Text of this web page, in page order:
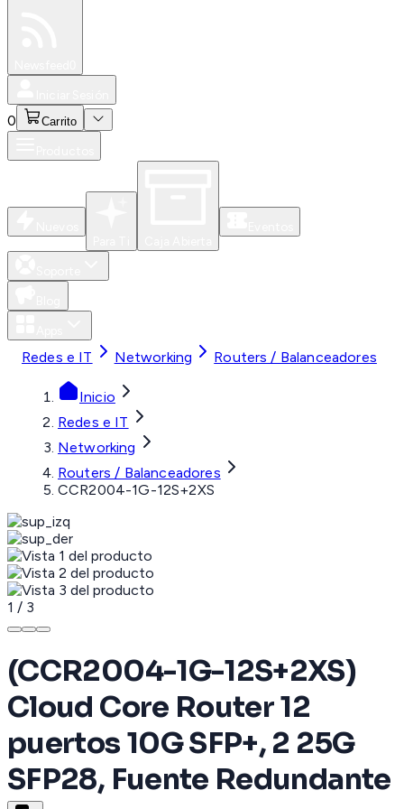
0 Carrito
Redes e IT Networking Routers / Balanceadores
Inicio
Redes e IT
Networking
Routers / Balanceadores
CCR2004-1G-12S+2XS
1 / 3
(CCR2004-1G-12S+2XS)
Cloud Core Router 12
puertos 10G SFP+, 2 25G
SFP28, Fuente Redundante